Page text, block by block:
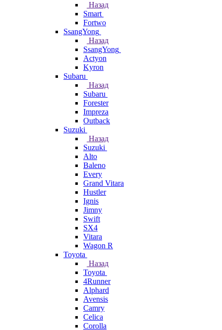
Назад
Smart
Fortwo
SsangYong
Назад
SsangYong
Actyon
Kyron
Subaru
Назад
Subaru
Forester
Impreza
Outback
Suzuki
Назад
Suzuki
Alto
Baleno
Every
Grand Vitara
Hustler
Ignis
Jimny
Swift
SX4
Vitara
Wagon R
Toyota
Назад
Toyota
4Runner
Alphard
Avensis
Camry
Celica
Corolla